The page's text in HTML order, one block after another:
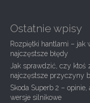
n
a
v
i
g
Ostatnie wpisy
Rozpiętki hantlami – jak
najczęstsze błędy
Jak sprawdzić, czy ktoś
najczęstsze przyczyny
Skoda Superb 2 –
wersje silnikowe